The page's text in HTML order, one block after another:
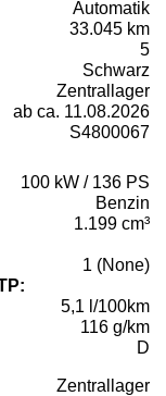
Automatik
33.045 km
5
Schwarz
Zentrallager
ab ca. 11.08.2026
S4800067
100 kW / 136 PS
Benzin
1.199 cm³
1 (None)
5,1 l/100km
116 g/km
D
Zentrallager